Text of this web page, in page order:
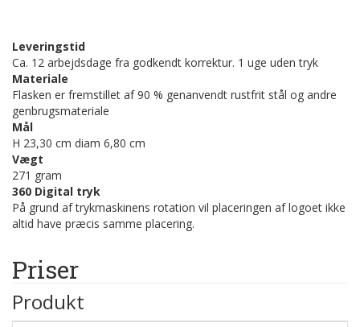
Leveringstid
Ca. 12 arbejdsdage fra godkendt korrektur. 1 uge uden tryk
Materiale
Flasken er fremstillet af 90 % genanvendt rustfrit stål og andre
genbrugsmateriale
Mål
H 23,30 cm diam 6,80 cm
Vægt
271 gram
360 Digital tryk
På grund af trykmaskinens rotation vil placeringen af logoet ikke
altid have præcis samme placering.
Priser
Produkt